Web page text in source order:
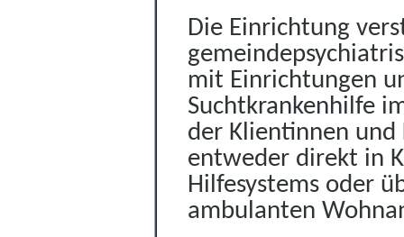
Die Einrichtung
mit Einrichtungen
Suchtkrankenhilfe
der Klientinnen
entweder direkt in
Hilfesystems oder
ambulanten